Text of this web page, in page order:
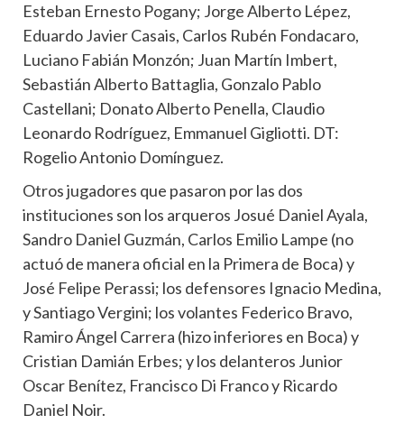
Esteban Ernesto Pogany; Jorge Alberto Lépez,
Eduardo Javier Casais, Carlos Rubén Fondacaro,
Luciano Fabián Monzón; Juan Martín Imbert,
Sebastián Alberto Battaglia, Gonzalo Pablo
Castellani; Donato Alberto Penella, Claudio
Leonardo Rodríguez, Emmanuel Gigliotti. DT:
Rogelio Antonio Domínguez.
Otros jugadores que pasaron por las dos
instituciones son los arqueros Josué Daniel Ayala,
Sandro Daniel Guzmán, Carlos Emilio Lampe (no
actuó de manera oficial en la Primera de Boca) y
José Felipe Perassi; los defensores Ignacio Medina,
y Santiago Vergini; los volantes Federico Bravo,
Ramiro Ángel Carrera (hizo inferiores en Boca) y
Cristian Damián Erbes; y los delanteros Junior
Oscar Benítez, Francisco Di Franco y Ricardo
Daniel Noir.